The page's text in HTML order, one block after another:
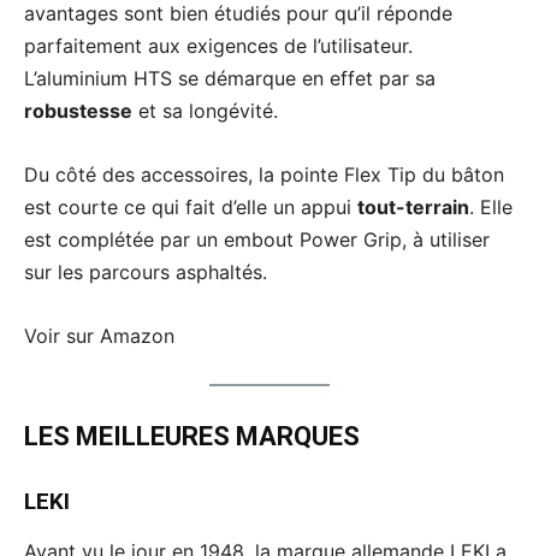
avantages sont bien étudiés pour qu’il réponde
parfaitement aux exigences de l’utilisateur.
L’aluminium HTS se démarque en effet par sa
robustesse et sa longévité.
Du côté des accessoires, la pointe Flex Tip du bâton
est courte ce qui fait d’elle un appui tout-terrain. Elle
est complétée par un embout Power Grip, à utiliser
sur les parcours asphaltés.
Voir sur Amazon
LES MEILLEURES MARQUES
LEKI